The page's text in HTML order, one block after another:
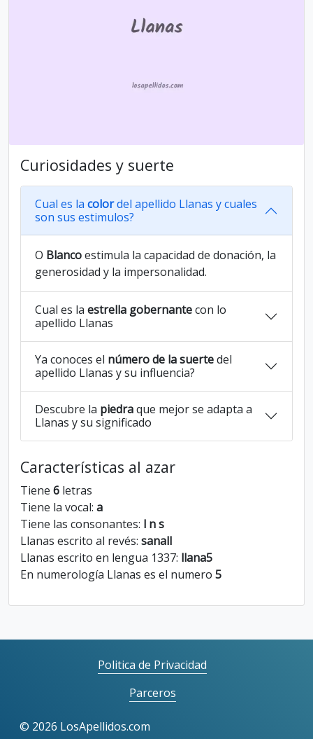
Curiosidades y suerte
Cual es la colordel apellido Llanas y cuales
son sus estimulos?
O Blancoestimula la capacidad de donación, la
generosidad y la impersonalidad.
Cual es la estrella gobernantecon lo
apellido Llanas
Ya conoces el número de la suertedel
apellido Llanas y su influencia?
Descubre la piedraque mejor se adapta a
Llanas y su significado
Características al azar
Tiene 6 letras
Tiene la vocal: a
Tiene las consonantes: l n s
Llanas escrito al revés: sanall
Llanas escrito en lengua 1337: llana5
En numerología Llanas es el numero 5
Politica de Privacidad
Parceros
© 2026 LosApellidos.com